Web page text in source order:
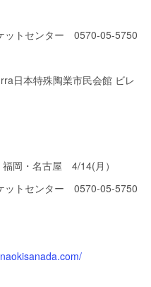
ットセンター 0570-05-5750
日本特殊陶業市民会館 ビレ
岡・名古屋 4/14(月）
ットセンター 0570-05-5750